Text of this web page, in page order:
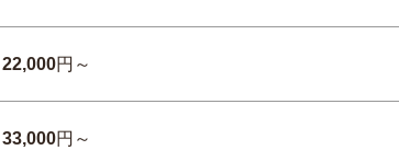
22,000円～
33,000円～